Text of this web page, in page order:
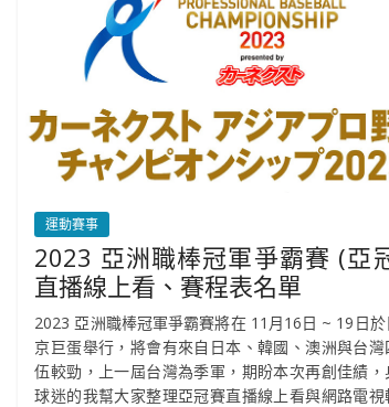
運動賽事
2023 亞洲職棒冠軍爭霸賽 (亞
直播線上看、賽程表名單
2023 亞洲職棒冠軍爭霸賽將在 11月16日 ~ 19日
京巨蛋舉行，將會有來自日本、韓國、澳洲與台灣
伍較勁，上一屆台灣為季軍，期盼本次再創佳績，
球迷的我幫大家整理亞冠賽直播線上看與網路電視